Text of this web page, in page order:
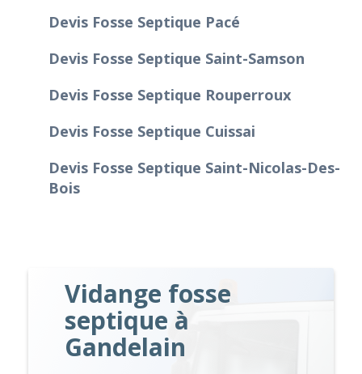
Devis Fosse Septique Pacé
Devis Fosse Septique Saint-Samson
Devis Fosse Septique Rouperroux
Devis Fosse Septique Cuissai
Devis Fosse Septique Saint-Nicolas-Des-
Bois
Vidange fosse
septique à
Gandelain